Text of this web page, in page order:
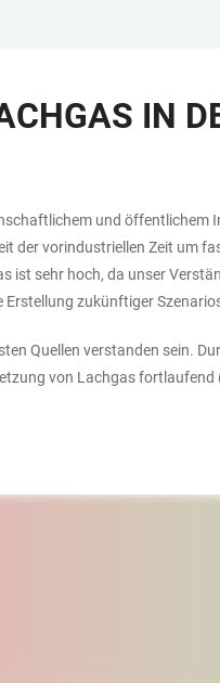
IN
und
vorindustriellen Zeit um
sehr hoch, da unser
zukünftiger
Quellen verstanden sein.
von Lachgas